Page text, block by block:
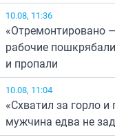
10.08, 11:36
«Отремонтировано
рабочие
и пропали
10.08, 11:04
«Схватил за горло
мужчина едва не